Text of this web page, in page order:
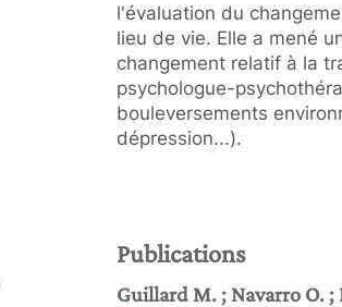
l'évaluation du
lieu de vie. Elle a mené
changement relatif à la
psychologue-
bouleversements
dépression...).
Publications
Guillard M. ; Navarro O. ;